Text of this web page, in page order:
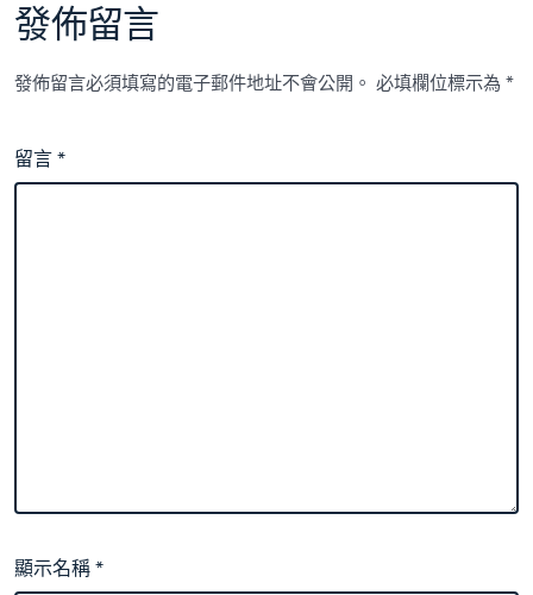
發佈留言
發佈留言必須填寫的電子郵件地址不會公開。 必填欄位標示為*
留言*
顯示名稱*